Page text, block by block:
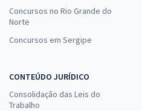
Concursos no Rio Grande do
Norte
Concursos em Sergipe
CONTEÚDO JURÍDICO
Consolidação das Leis do
Trabalho